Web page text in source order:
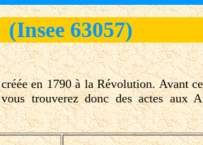
63057)
en 1790 à la Révolution. Avant
vous trouverez donc des actes